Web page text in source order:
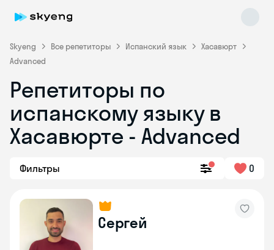
Skyeng Все репетиторы Испанский язык
Хасавюрт
Advanced
Репетиторы по
испанскому языку в
Хасавюрте - Advanced
Фильтры 0
Сергей
online